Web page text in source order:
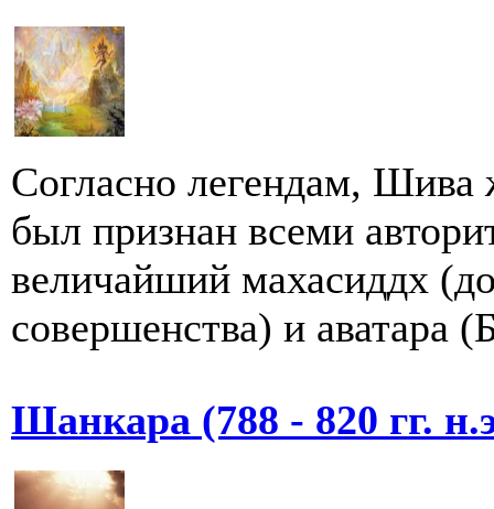
Согласно легендам, Шива
был признан всеми
величайший махасиддх
совершенства) и аватара
Шанкара (788 - 820 гг.